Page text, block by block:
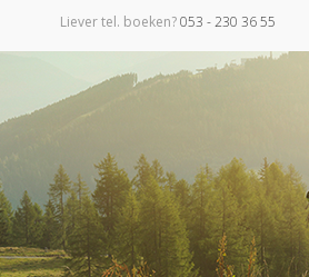
Liever tel. boeken?053 - 230 36 55